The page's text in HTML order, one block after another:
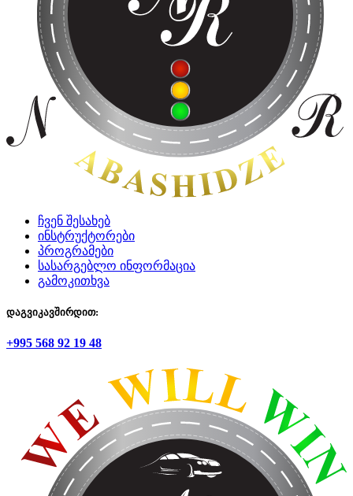
ჩვენ შესახებ
ინსტრუქტორები
პროგრამები
სასარგებლო ინფორმაცია
გამოკითხვა
დაგვიკავშირდით:
+995 568 92 19 48